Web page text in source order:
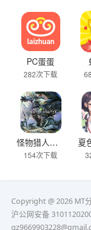
PC蛋蛋
282次下载
怪物猎人：世界
154次下载
Copyright @ 2026 MT
沪公网安备